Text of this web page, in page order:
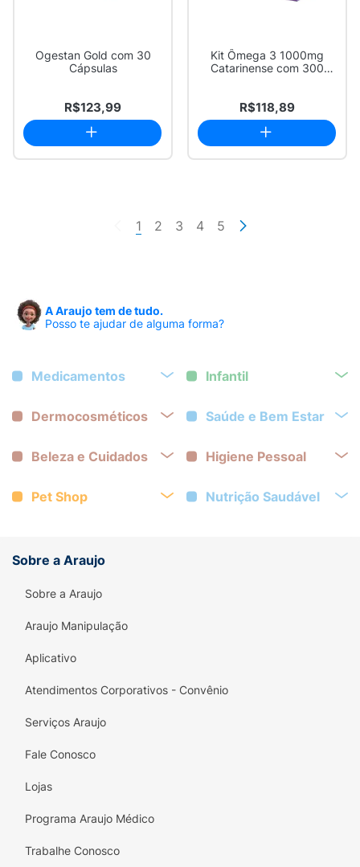
Ogestan Gold com 30
Cápsulas
R$123,99
Kit Ômega 3 1000mg
Catarinense com 300
R$118,89
1 2 3 4 5
A Araujo tem de tudo.
Posso te ajudar de alguma forma?
Medicamentos Infantil
Dermocosméticos Saúde e Bem Estar
Beleza e Cuidados Higiene Pessoal
Pet Shop Nutrição Saudável
Sobre a Araujo
Sobre a Araujo
Araujo Manipulação
Aplicativo
Atendimentos Corporativos - Convênio
Serviços Araujo
Fale Conosco
Lojas
Programa Araujo Médico
Trabalhe Conosco